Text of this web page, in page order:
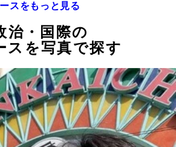
スをもっと見る
治・国際の
スを写真で探す